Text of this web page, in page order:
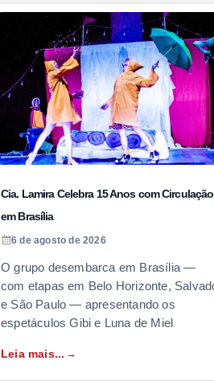
Cia. Lamira Celebra 15 Anos com Circulação
em Brasília
6 de agosto de 2026
O grupo desembarca em Brasília —
com etapas em Belo Horizonte,
e São Paulo — apresentando os
espetáculos Gibi e Luna de Miel
Leia mais...